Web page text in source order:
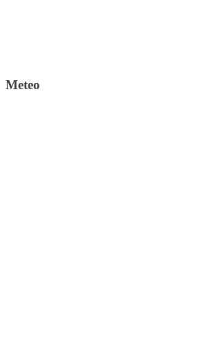
Meteo